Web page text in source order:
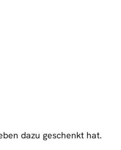
dazu geschenkt hat.